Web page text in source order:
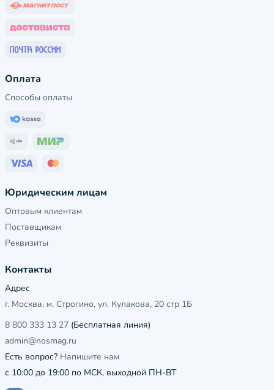
Оплата
Способы оплаты
Юридическим лицам
Оптовым клиентам
Поставщикам
Реквизиты
Контакты
Адрес
г. Москва, м. Строгино, ул. Кулакова, 20 стр 1Б
8 800 333 13 27 (Бесплатная линия)
admin@nosmag.ru
Есть вопрос? Напишите нам
с 10:00 до 19:00 по МСК, выходной ПН-ВТ